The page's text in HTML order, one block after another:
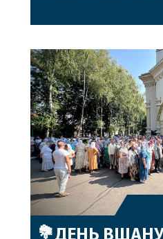
секретар Єпархіальної
побажавши йому міцного
допомоги, миру, духовної
благословенних успіхів у
архіпастирському